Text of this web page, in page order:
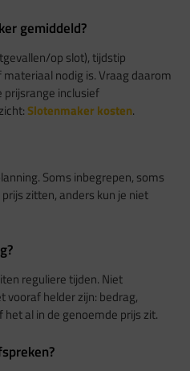
gemiddeld?
op slot), tijdstip
nodig is. Vraag daarom
prijsrange inclusief
Slotenmaker kosten.
Soms inbegrepen, soms
zitten, anders kun je niet
reguliere tijden. Niet
vooraf helder zijn: bedrag,
al in de genoemde prijs zit.